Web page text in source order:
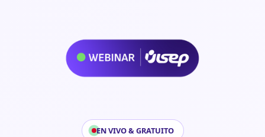
EN VIVO & GRATUITO